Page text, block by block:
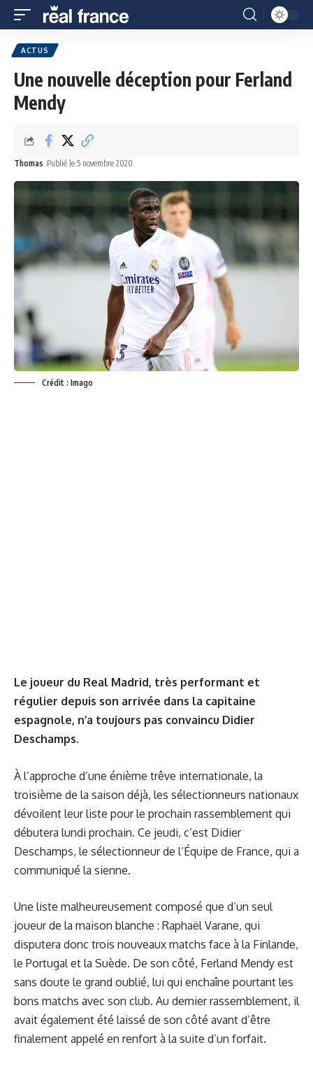
ACTUS
Une nouvelle déception pour Ferland
Mendy
Thomas Publié le 5 novembre 2020
Crédit : Imago
Le joueur du Real Madrid, très performant et
régulier depuis son arrivée dans la capitaine
espagnole, n’a toujours pas convaincu Didier
Deschamps.
À l’approche d’une énième trêve internationale, la
troisième de la saison déjà, les sélectionneurs nationaux
dévoilent leur liste pour le prochain rassemblement qui
débutera lundi prochain. Ce jeudi, c’est Didier
Deschamps, le sélectionneur de l’Équipe de France, qui a
communiqué la sienne.
Une liste malheureusement composé que d’un seul
joueur de la maison blanche : Raphaël Varane, qui
disputera donc trois nouveaux matchs face à la Finlande,
le Portugal et la Suède. De son côté, Ferland Mendy est
sans doute le grand oublié, lui qui enchaîne pourtant les
bons matchs avec son club. Au dernier rassemblement, il
avait également été laissé de son côté avant d’être
finalement appelé en renfort à la suite d’un forfait.